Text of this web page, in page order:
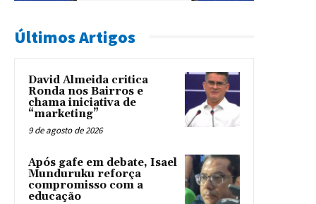
Últimos Artigos
David Almeida critica
Ronda nos Bairros e
chama iniciativa de
“marketing”
9 de agosto de 2026
Após gafe em debate, Isael
Munduruku reforça
compromisso com a
educação